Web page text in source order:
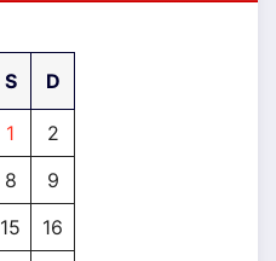
S D
1
2
8
9
15
16